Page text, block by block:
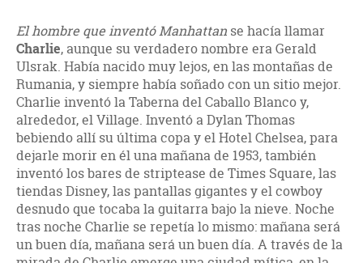
El hombre que inventó Manhattan se hacía llamar
Charlie, aunque su verdadero nombre era Gerald
Ulsrak. Había nacido muy lejos, en las montañas de
Rumania, y siempre había soñado con un sitio mejor.
Charlie inventó la Taberna del Caballo Blanco y,
alrededor, el Village. Inventó a Dylan Thomas
bebiendo allí su última copa y el Hotel Chelsea, para
dejarle morir en él una mañana de 1953, también
inventó los bares de striptease de Times Square, las
tiendas Disney, las pantallas gigantes y el cowboy
desnudo que tocaba la guitarra bajo la nieve. Noche
tras noche Charlie se repetía lo mismo: mañana será
un buen día, mañana será un buen día. A través de la